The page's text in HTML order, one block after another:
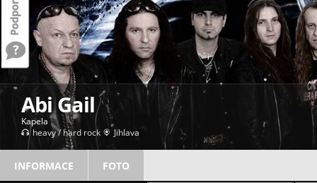
Abi Gail
Kapela
heavy / hard rock
Jihlava
INFORMACE FOTO